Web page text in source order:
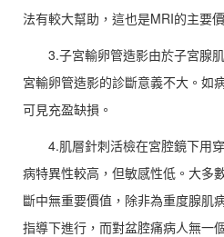
法有較大幫助，這也是MRI的主要
3.子宮輸卵管造影由於子宮腺
宮輸卵管造影的診斷意義不大。如
可見充盈缺損。
4.肌層針刺活檢在宮腔鏡下用
病特異性較高，但敏感性低。大多
斷中無重要價值，除非為重度腺肌
指導下進行，而對盆腔痛病人無一